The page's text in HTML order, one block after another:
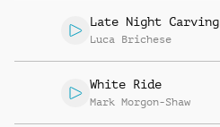
Late Night Carving
Luca Brichese
White Ride
Mark Morgon-Shaw